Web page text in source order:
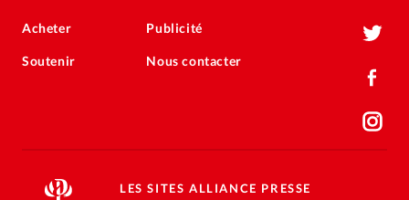
Acheter
Soutenir
Publicité
Nous contacter
LES SITES ALLIANCE PRESSE